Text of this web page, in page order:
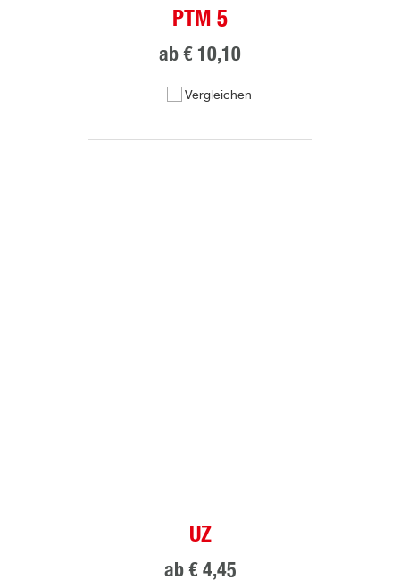
PTM 5
ab € 10,10
Vergleichen
UZ
ab € 4,45